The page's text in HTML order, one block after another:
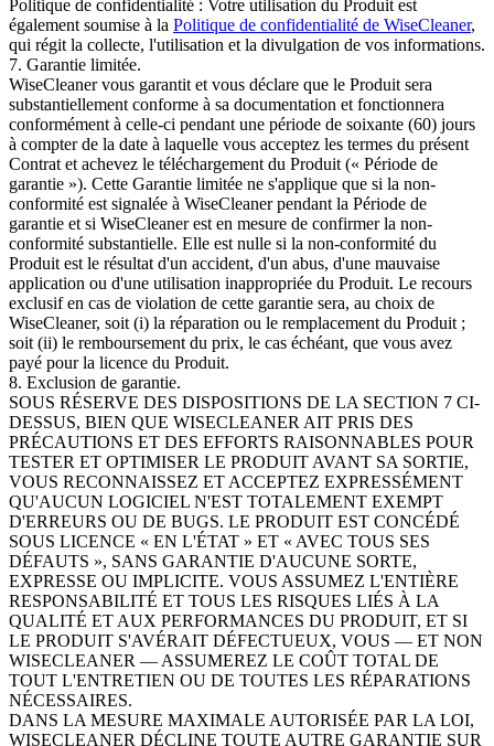
Politique de confidentialité : Votre utilisation du Produit est
également soumise à la Politique de confidentialité de WiseCleaner,
qui régit la collecte, l'utilisation et la divulgation de vos informations.
7. Garantie limitée.
WiseCleaner vous garantit et vous déclare que le Produit sera
substantiellement conforme à sa documentation et fonctionnera
conformément à celle-ci pendant une période de soixante (60) jours
à compter de la date à laquelle vous acceptez les termes du présent
Contrat et achevez le téléchargement du Produit (« Période de
garantie »). Cette Garantie limitée ne s'applique que si la non-
conformité est signalée à WiseCleaner pendant la Période de
garantie et si WiseCleaner est en mesure de confirmer la non-
conformité substantielle. Elle est nulle si la non-conformité du
Produit est le résultat d'un accident, d'un abus, d'une mauvaise
application ou d'une utilisation inappropriée du Produit. Le recours
exclusif en cas de violation de cette garantie sera, au choix de
WiseCleaner, soit (i) la réparation ou le remplacement du Produit ;
soit (ii) le remboursement du prix, le cas échéant, que vous avez
payé pour la licence du Produit.
8. Exclusion de garantie.
SOUS RÉSERVE DES DISPOSITIONS DE LA SECTION 7 CI-
DESSUS, BIEN QUE WISECLEANER AIT PRIS DES
PRÉCAUTIONS ET DES EFFORTS RAISONNABLES POUR
TESTER ET OPTIMISER LE PRODUIT AVANT SA SORTIE,
VOUS RECONNAISSEZ ET ACCEPTEZ EXPRESSÉMENT
QU'AUCUN LOGICIEL N'EST TOTALEMENT EXEMPT
D'ERREURS OU DE BUGS. LE PRODUIT EST CONCÉDÉ
SOUS LICENCE « EN L'ÉTAT » ET « AVEC TOUS SES
DÉFAUTS », SANS GARANTIE D'AUCUNE SORTE,
EXPRESSE OU IMPLICITE. VOUS ASSUMEZ L'ENTIÈRE
RESPONSABILITÉ ET TOUS LES RISQUES LIÉS À LA
QUALITÉ ET AUX PERFORMANCES DU PRODUIT, ET SI
LE PRODUIT S'AVÉRAIT DÉFECTUEUX, VOUS — ET NON
WISECLEANER — ASSUMEREZ LE COÛT TOTAL DE
TOUT L'ENTRETIEN OU DE TOUTES LES RÉPARATIONS
NÉCESSAIRES.
DANS LA MESURE MAXIMALE AUTORISÉE PAR LA LOI,
WISECLEANER DÉCLINE TOUTE AUTRE GARANTIE SUR